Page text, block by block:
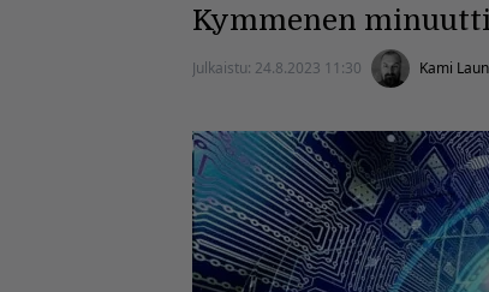
Kymmenen
Julkaistu: 24.8.2023 11:30 Kami